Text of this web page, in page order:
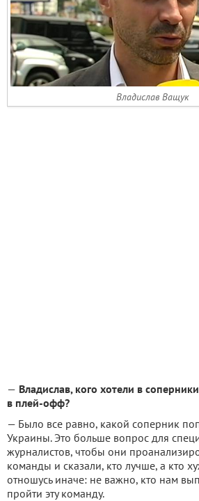
Владислав Ващук
— Владислав, кого хотели в
в плей-офф?
— Было все равно, какой соперник
Украины. Это больше вопрос для
журналистов, чтобы они
команды и сказали, кто лучше, а кто
отношусь иначе: не важно, кто нам
пройти эту команду.